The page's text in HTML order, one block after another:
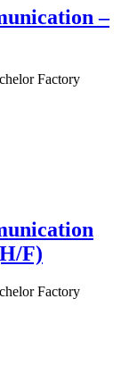
–
Factory
F)
Factory